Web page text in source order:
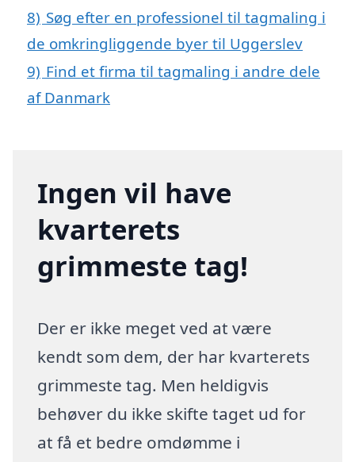
8) Søg efter en professionel til tagmaling i
de omkringliggende byer til Uggerslev
9) Find et firma til tagmaling i andre dele
af Danmark
Ingen vil have
kvarterets
grimmeste tag!
Der er ikke meget ved at være
kendt som dem, der har kvarterets
grimmeste tag. Men heldigvis
behøver du ikke skifte taget ud for
at få et bedre omdømme i